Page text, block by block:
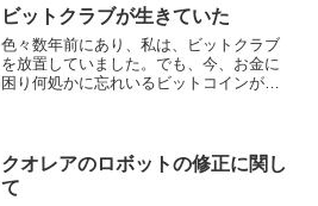
旬からQUOREA（クオレア）に参加しま
したが、ようや...
ビットクラブが生きていた
色々数年前にあり、私は、ビットクラブ
を放置していました。でも、今、お金に
困り何処かに忘れいるビットコインがな
ました。ビットクラブの実...
クオレアのロボットの修正に関し
て